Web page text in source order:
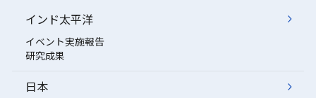
インド太平洋
イベント実施報告
研究成果
日本